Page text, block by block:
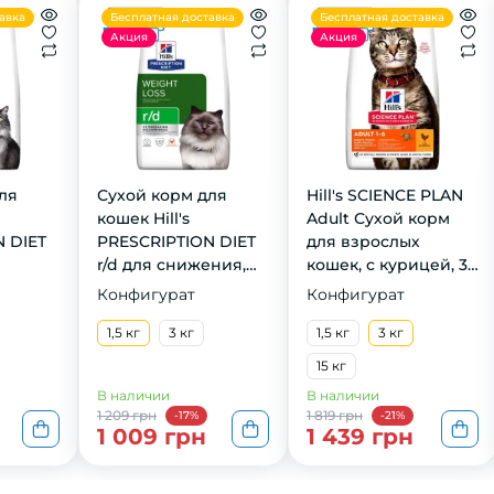
DIET
Бесплатная доставка
Акция
Сухой корм для
кошек Hill's
PRESCRIPTION DIET
r/d для снижения,
нормализации и
курицей, 1,5 кг
Конфигурат
1,5 кг 3 кг
В наличии
1 209 грн
-17%
1 009 грн
Бесплатная доставка
Акция
Hill's SCIENCE PLAN
Adult Сухой корм
для взрослых
кошек, с курицей, 3
кг
Конфигурат
1,5 кг
3 кг
15 кг
В наличии
1 819 грн
-21%
1 439 грн